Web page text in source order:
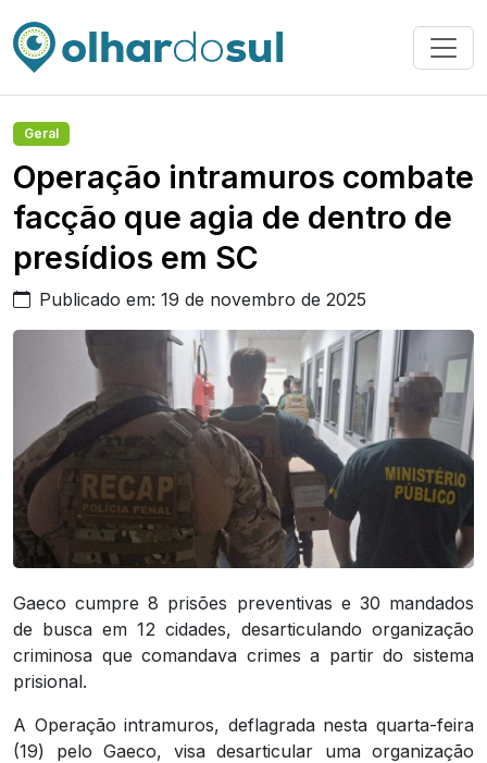
Geral
Operação intramuros combate
facção que agia de dentro de
presídios em SC
Publicado em: 19 de novembro de 2025
Gaeco cumpre 8 prisões preventivas e 30 mandados
de busca em 12 cidades, desarticulando organização
criminosa que comandava crimes a partir do sistema
prisional.
A Operação intramuros, deflagrada nesta quarta-feira
(19) pelo Gaeco, visa desarticular uma organização